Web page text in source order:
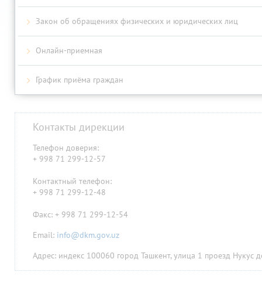
Закон об обращениях физических и юридических лиц
Онлайн-приемная
График приёма граждан
Контакты дирекции
Телефон доверия:
+ 998 71 299-12-57
Контактный телефон:
+ 998 71 299-12-48
Факс: + 998 71 299-12-54
Email: info@dkm.gov.uz
Адрес: индекс 100060 город Ташкент, улица 1 проезд Нукус